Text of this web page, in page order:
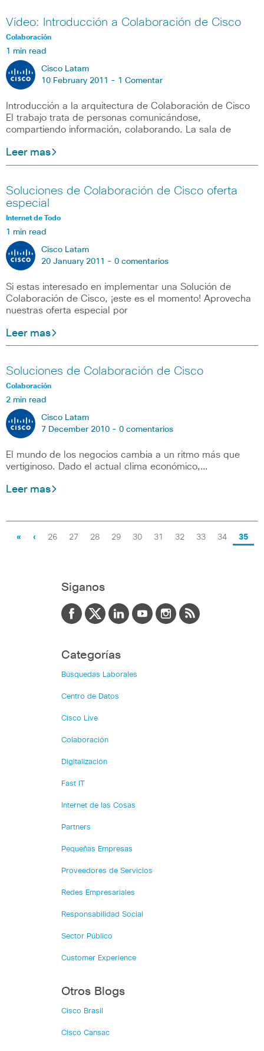
Vídeo: Introducción a Colaboración de Cisco
Colaboración
1 min read
Cisco Latam
10 February 2011 - 1 Comentar
Introducción a la arquitectura de Colaboración de Cisco
El trabajo trata de personas comunicándose,
compartiendo información, colaborando. La sala de
Leer mas
Soluciones de Colaboración de Cisco oferta
especial
Internet de Todo
1 min read
Cisco Latam
20 January 2011 - 0 comentarios
Si estas interesado en implementar una Solución de
Colaboración de Cisco, ¡este es el momento! Aprovecha
nuestras oferta especial por
Leer mas
Soluciones de Colaboración de Cisco
Colaboración
2 min read
Cisco Latam
7 December 2010 - 0 comentarios
El mundo de los negocios cambia a un ritmo más que
vertiginoso. Dado el actual clima económico,…
Leer mas
« ‹ 26 27 28 29 30 31 32 33 34 35
Siganos
Categorías
Búsquedas Laborales
Centro de Datos
Cisco Live
Colaboración
Digitalización
Fast IT
Internet de las Cosas
Partners
Pequeñas Empresas
Proveedores de Servicios
Redes Empresariales
Responsabilidad Social
Sector Público
Customer Experience
Otros Blogs
Cisco Brasil
Cisco Cansac